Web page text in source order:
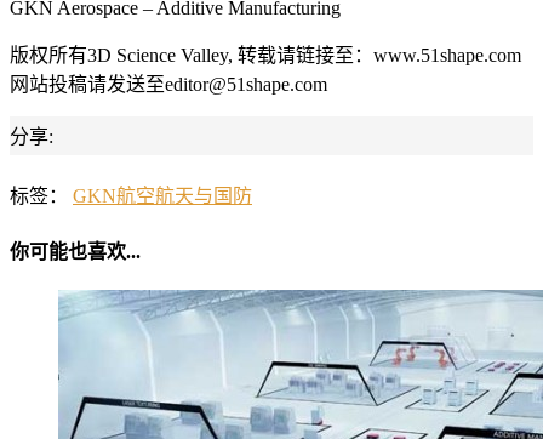
GKN Aerospace – Additive Manufacturing
版权所有3D Science Valley, 转载请链接至：www.51shape.com
网站投稿请发送至editor@51shape.com
分享:
标签： GKN航空航天与国防
你可能也喜欢...